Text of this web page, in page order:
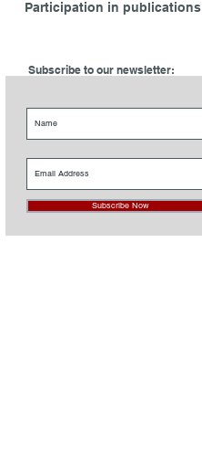
Participation in publications
Subscribe to our newsletter:
Subscribe Now